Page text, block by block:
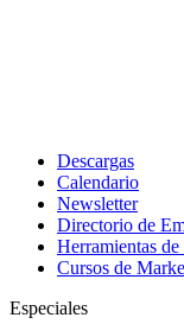
Descargas
Calendario
Newsletter
Directorio de
Herramientas
Cursos de
Especiales